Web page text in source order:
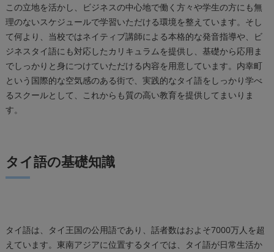
この立地を活かし、ビジネスの中心地で働く方々や学生の方にも無
理のないスケジュールで学習いただける環境を整えています。そし
て何より、当校ではネイティブ講師による本格的な発音指導や、ビ
ジネスタイ語にも対応したカリキュラムを提供し、基礎から応用ま
でしっかりと身につけていただける内容を用意しています。内幸町
という国際的な空気感のある街で、実践的なタイ語をしっかり学べ
るスクールとして、これからも質の高い教育を提供してまいりま
す。
タイ語の基礎知識
タイ語は、タイ王国の公用語であり、話者数はおよそ7000万人を超
えています。東南アジアに位置するタイでは、タイ語が日常生活か